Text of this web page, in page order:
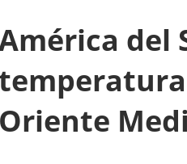
del
Oriente